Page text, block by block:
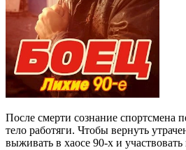
После смерти сознание спортсмена
тело работяги. Чтобы вернуть
выживать в хаосе 90-х и участвовать